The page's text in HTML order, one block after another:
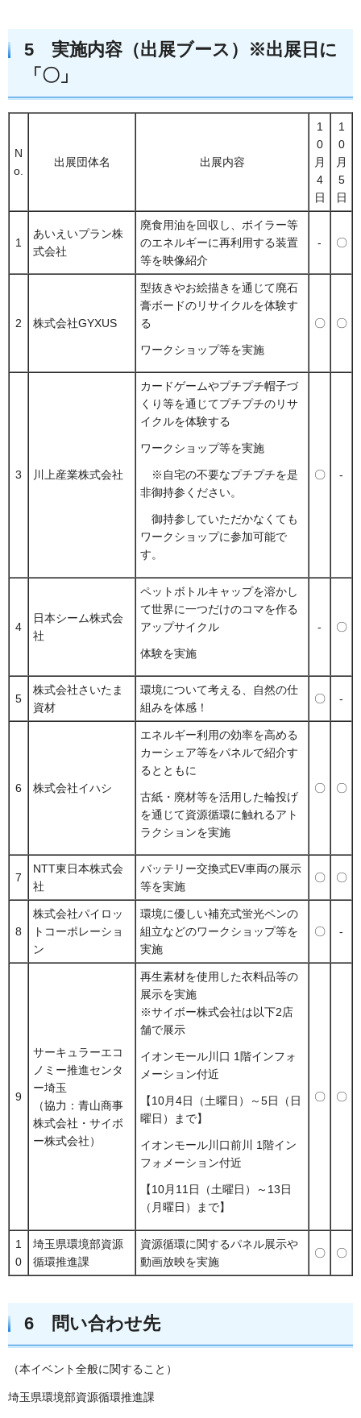
5 実施内容（出展ブース）※出展日に
「〇」
N
o.
出展団体名 出展内容
1
0
月
4
日
1
0
月
5
日
1
あいえいプラン株
式会社
廃食用油を回収し、ボイラー等
のエネルギーに再利用する装置
等を映像紹介
- 〇
2 株式会社GYXUS
型抜きやお絵描きを通じて廃石
膏ボードのリサイクルを体験す
る
ワークショップ等を実施
〇 〇
3 川上産業株式会社
カードゲームやプチプチ帽子づ
くり等を通じてプチプチのリサ
イクルを体験する
ワークショップ等を実施
※自宅の不要なプチプチを是
非御持参ください。
御持参していただかなくても
ワークショップに参加可能で
す。
〇 -
4
日本シーム株式会
社
ペットボトルキャップを溶かし
て世界に一つだけのコマを作る
アップサイクル
体験を実施
- 〇
5
株式会社さいたま
資材
環境について考える、自然の仕
組みを体感！
〇 -
6 株式会社イハシ
エネルギー利用の効率を高める
カーシェア等をパネルで紹介す
るとともに
古紙・廃材等を活用した輪投げ
を通じて資源循環に触れるアト
ラクションを実施
〇 〇
7
NTT東日本株式会
社
バッテリー交換式EV車両の展示
等を実施
〇 〇
8
株式会社パイロッ
トコーポレーショ
ン
環境に優しい補充式蛍光ペンの
組立などのワークショップ等を
実施
〇 -
9
サーキュラーエコ
ノミー推進センタ
ー埼玉
（協力：青山商事
株式会社・サイボ
ー株式会社）
再生素材を使用した衣料品等の
展示を実施
※サイボー株式会社は以下2店
舗で展示
イオンモール川口 1階インフォ
メーション付近
【10月4日（土曜日）～5日（日
曜日）まで】
イオンモール川口前川 1階イン
フォメーション付近
【10月11日（土曜日）～13日
（月曜日）まで】
〇 〇
1
0
埼玉県環境部資源
循環推進課
資源循環に関するパネル展示や
動画放映を実施
〇 〇
6 問い合わせ先
（本イベント全般に関すること）
埼玉県環境部資源循環推進課